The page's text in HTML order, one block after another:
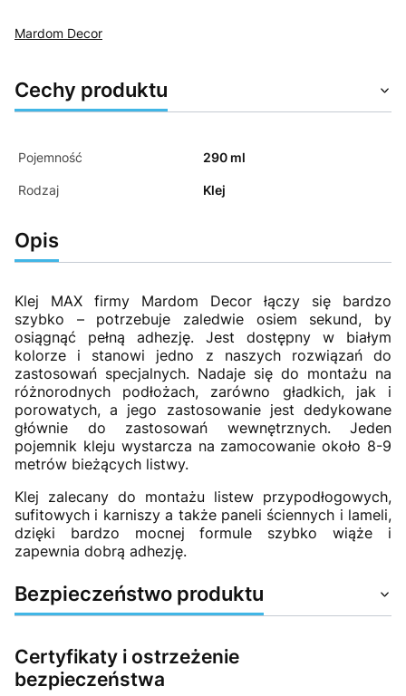
Mardom Decor
Cechy produktu
Pojemność 290 ml
Rodzaj Klej
Opis
Klej MAX firmy Mardom Decor łączy się bardzo
szybko – potrzebuje zaledwie osiem sekund, by
osiągnąć pełną adhezję. Jest dostępny w białym
kolorze i stanowi jedno z naszych rozwiązań do
zastosowań specjalnych. Nadaje się do montażu na
różnorodnych podłożach, zarówno gładkich, jak i
porowatych, a jego zastosowanie jest dedykowane
głównie do zastosowań wewnętrznych. Jeden
pojemnik kleju wystarcza na zamocowanie około 8-9
metrów bieżących listwy.
Klej zalecany do montażu listew przypodłogowych,
sufitowych i karniszy a także paneli ściennych i lameli,
dzięki bardzo mocnej formule szybko wiąże i
zapewnia dobrą adhezję.
Bezpieczeństwo produktu
Certyfikaty i ostrzeżenie
bezpieczeństwa